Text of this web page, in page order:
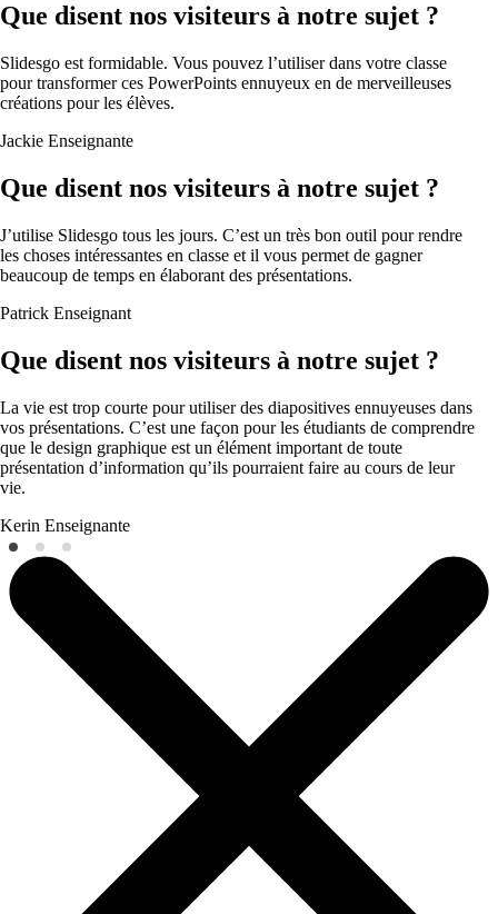
Que disent nos visiteurs à notre sujet ?
Slidesgo est formidable. Vous pouvez l’utiliser dans votre classe
pour transformer ces PowerPoints ennuyeux en de merveilleuses
créations pour les élèves.
Jackie Enseignante
Que disent nos visiteurs à notre sujet ?
J’utilise Slidesgo tous les jours. C’est un très bon outil pour rendre
les choses intéressantes en classe et il vous permet de gagner
beaucoup de temps en élaborant des présentations.
Patrick Enseignant
Que disent nos visiteurs à notre sujet ?
La vie est trop courte pour utiliser des diapositives ennuyeuses dans
vos présentations. C’est une façon pour les étudiants de comprendre
que le design graphique est un élément important de toute
présentation d’information qu’ils pourraient faire au cours de leur
vie.
Kerin Enseignante